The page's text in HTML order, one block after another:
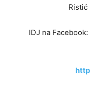
Ristić
IDJ na Facebook: